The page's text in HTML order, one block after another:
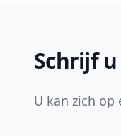
Schrijf
U kan zich